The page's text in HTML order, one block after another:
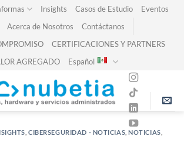
Insights Casos de Estudio
Eventos
Acerca de Nosotros
Contáctanos
CERTIFICACIONES Y PARTNERS
AGREGADO
Español
,CIBERSEGURIDAD - NOTICIAS ,NOTICIAS